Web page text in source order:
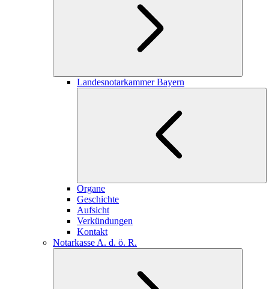
Landesnotarkammer Bayern
Organe
Geschichte
Aufsicht
Verkündungen
Kontakt
Notarkasse A. d. ö. R.